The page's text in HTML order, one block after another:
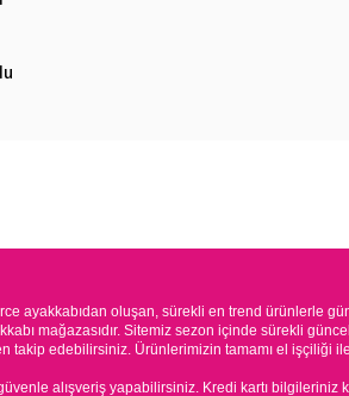
ayakkabıdan oluşan, sürekli en trend ürünlerle
mağazasıdır. Sitemiz sezon içinde sürekli
takip edebilirsiniz. Ürünlerimizin tamamı el işçiliği
alışveriş yapabilirsiniz. Kredi kartı bilgileriniz